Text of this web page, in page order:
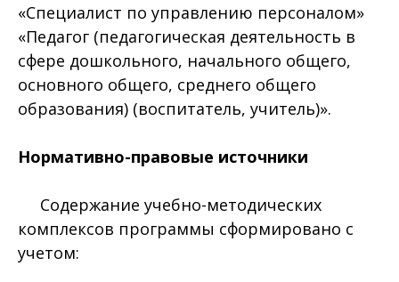
«Специалист по управлению персоналом»
«Педагог (педагогическая деятельность в
сфере дошкольного, начального общего,
основного общего, среднего общего
образования) (воспитатель, учитель)».
Нормативно-правовые источники
Содержание учебно-методических
комплексов программы сформировано с
учетом: